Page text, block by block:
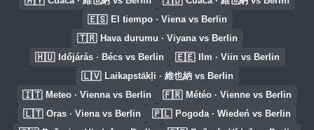
🇪🇸 El tiempo · Viena vs Berlin
🇹🇷 Hava durumu · Viyana vs Berlin
🇭🇺 Időjárás · Bécs vs Berlin 🇪🇪 Ilm · Viin vs Berlin
🇱🇻 Laikapstākļi · 維也納 vs Berlin
🇮🇹 Meteo · Vienna vs Berlin 🇫🇷 Météo · Vienne vs Berlin
🇱🇹 Oras · Viena vs Berlin 🇵🇱 Pogoda · Wiedeń vs Berlin